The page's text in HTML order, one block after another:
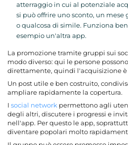
atterraggio in cui al potenziale
si può offrire uno sconto, un
o qualcosa di simile. Funziona
esempio un'altra app.
La promozione tramite gruppi sui
modo diverso: qui le persone
direttamente, quindi l'acquisizione
Un post utile e ben costruito,
ampliare rapidamente la copertura.
I social network permettono agli
degli altri, discutere i progressi e
nell'app. Per questo le app,
diventare popolari molto